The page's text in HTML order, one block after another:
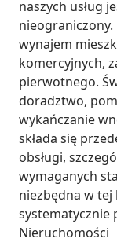
naszych usług
nieograniczony.
wynajem
komercyjnych,
pierwotnego.
doradztwo,
wykańczanie
składa się
obsługi,
wymaganych
niezbędna w
systematycznie
Nieruchomości